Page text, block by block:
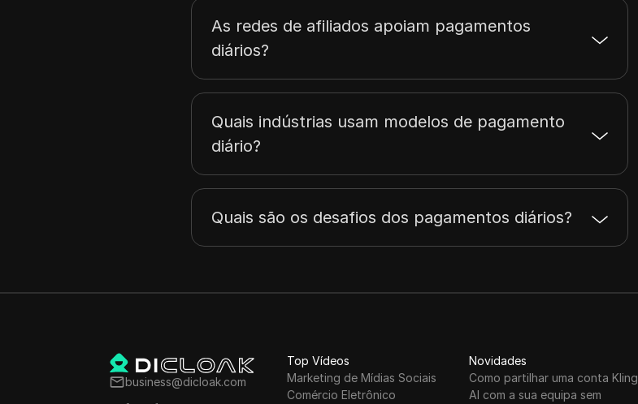
As redes de afiliados apoiam pagamentos
diários?
Quais indústrias usam modelos de pagamento
diário?
Quais são os desafios dos pagamentos diários?
business@dicloak.com
Top Vídeos
Marketing de Mídias Sociais
Comércio Eletrônico
Novidades
Como partilhar uma conta Kling
AI com a sua equipa sem